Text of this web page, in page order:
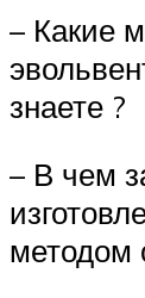
– Какие
знаете ?
– В чем
методом